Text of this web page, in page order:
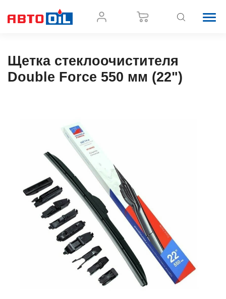
Щетка стеклоочистителя
Double Force 550 мм (22")